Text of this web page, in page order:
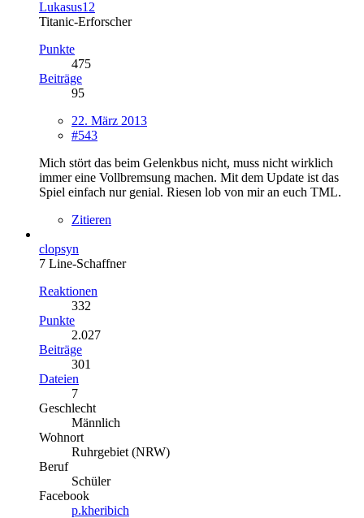
Lukasus12
Titanic-Erforscher
Punkte
475
Beiträge
95
22. März 2013
#543
Mich stört das beim Gelenkbus nicht, muss nicht wirklich
immer eine Vollbremsung machen. Mit dem Update ist das
Spiel einfach nur genial. Riesen lob von mir an euch TML.
Zitieren
clopsyn
7 Line-Schaffner
Reaktionen
332
Punkte
2.027
Beiträge
301
Dateien
7
Geschlecht
Männlich
Wohnort
Ruhrgebiet (NRW)
Beruf
Schüler
Facebook
p.kheribich